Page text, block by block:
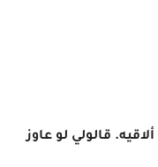
قالولي لو عاوز